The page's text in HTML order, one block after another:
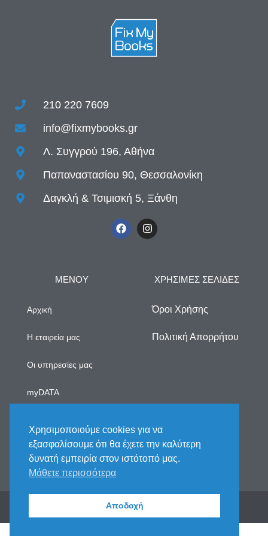
210 220 7609
info@fixmybooks.gr
Λ. Συγγρού 196, Αθήνα
Παπαναστασίου 90, Θεσσαλονίκη
Δαγκλή & Τσιμισκή 5, Ξάνθη
ΜΕΝΟΥ
Αρχική
Η εταιρεία μας
Οι υπηρεσίες μας
myDATA
Επικοινωνία
ΧΡΗΣΙΜΕΣ ΣΕΛΙΔΕΣ
Όροι Χρήσης
Πολιτική Απορρήτου
2025 © All rights reserved. Handcrafted by Fix My
Books Team
Χρησιμοποιούμε cookies για να
εξασφαλίσουμε ότι θα έχετε την καλύτερη
δυνατή εμπειρία στον ιστότοπό μας.
Μάθετε περισσότερα
Αποδοχή